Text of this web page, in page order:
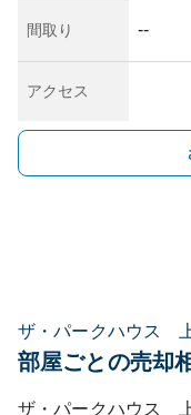
間取り --
アクセス
ザ・パークハウス
部屋ごとの売却
ザ・パークハウス